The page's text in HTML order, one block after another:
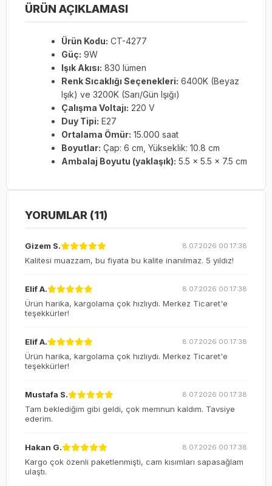
ÜRÜN AÇIKLAMASI
Ürün Kodu: CT-4277
Güç: 9W
Işık Akısı: 830 lümen
Renk Sıcaklığı Seçenekleri: 6400K (Beyaz
Işık) ve 3200K (Sarı/Gün Işığı)
Çalışma Voltajı: 220 V
Duy Tipi: E27
Ortalama Ömür: 15.000 saat
Boyutlar: Çap: 6 cm, Yükseklik: 10.8 cm
Ambalaj Boyutu (yaklaşık): 5.5 x 5.5 x 7.5 cm
YORUMLAR (11)
Gizem S. 8.07.2026 00:17:38
Kalitesi muazzam, bu fiyata bu kalite inanılmaz. 5 yıldız!
Elif A. 8.07.2026 00:17:38
Ürün harika, kargolama çok hızlıydı. Merkez Ticaret'e
teşekkürler!
Elif A. 8.07.2026 00:17:38
Ürün harika, kargolama çok hızlıydı. Merkez Ticaret'e
teşekkürler!
Mustafa S. 8.07.2026 00:17:38
Tam beklediğim gibi geldi, çok memnun kaldım. Tavsiye
ederim.
Hakan G. 8.07.2026 00:17:38
Kargo çok özenli paketlenmişti, cam kısımları sapasağlam
ulaştı.